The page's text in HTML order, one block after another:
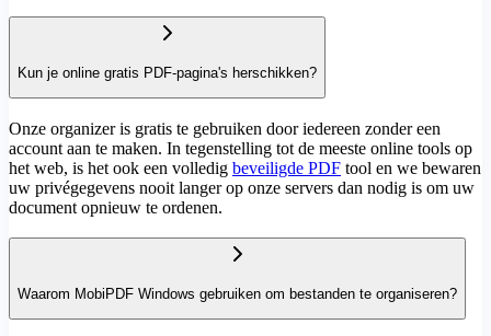
Kun je online gratis PDF-pagina's herschikken?
Onze organizer is gratis te gebruiken door iedereen zonder een
account aan te maken. In tegenstelling tot de meeste online tools op
het web, is het ook een volledig beveiligde PDF tool en we bewaren
uw privégegevens nooit langer op onze servers dan nodig is om uw
document opnieuw te ordenen.
Waarom MobiPDF Windows gebruiken om bestanden te organiseren?